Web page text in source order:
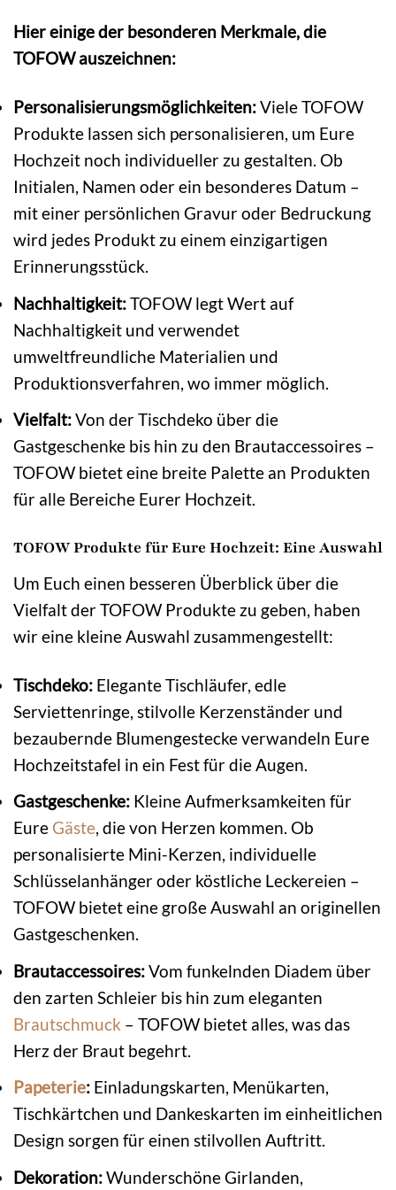
Hier einige der besonderen Merkmale, die
TOFOW auszeichnen:
Personalisierungsmöglichkeiten:Viele TOFOW
Produkte lassen sich personalisieren, um Eure
Hochzeit noch individueller zu gestalten. Ob
Initialen, Namen oder ein besonderes Datum –
mit einer persönlichen Gravur oder Bedruckung
wird jedes Produkt zu einem einzigartigen
Erinnerungsstück.
Nachhaltigkeit:TOFOW legt Wert auf
Nachhaltigkeit und verwendet
umweltfreundliche Materialien und
Produktionsverfahren, wo immer möglich.
Vielfalt:Von der Tischdeko über die
Gastgeschenke bis hin zu den Brautaccessoires –
TOFOW bietet eine breite Palette an Produkten
für alle Bereiche Eurer Hochzeit.
TOFOW Produkte für Eure Hochzeit: Eine Auswahl
Um Euch einen besseren Überblick über die
Vielfalt der TOFOW Produkte zu geben, haben
wir eine kleine Auswahl zusammengestellt:
Tischdeko: Elegante Tischläufer, edle
Serviettenringe, stilvolle Kerzenständer und
bezaubernde Blumengestecke verwandeln Eure
Hochzeitstafel in ein Fest für die Augen.
Gastgeschenke: Kleine Aufmerksamkeiten für
Eure Gäste, die von Herzen kommen. Ob
personalisierte Mini-Kerzen, individuelle
Schlüsselanhänger oder köstliche Leckereien –
TOFOW bietet eine große Auswahl an originellen
Gastgeschenken.
Brautaccessoires:Vom funkelnden Diadem über
den zarten Schleier bis hin zum eleganten
Brautschmuck – TOFOW bietet alles, was das
Herz der Braut begehrt.
Papeterie: Einladungskarten, Menükarten,
Tischkärtchen und Dankeskarten im einheitlichen
Design sorgen für einen stilvollen Auftritt.
Dekoration:Wunderschöne Girlanden,